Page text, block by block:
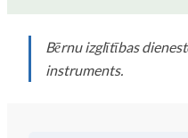
Bērnu izglītības
instruments.